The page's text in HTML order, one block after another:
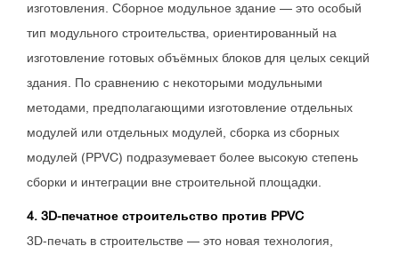
изготовления. Сборное модульное здание — это особый
тип модульного строительства, ориентированный на
изготовление готовых объёмных блоков для целых секций
здания. По сравнению с некоторыми модульными
методами, предполагающими изготовление отдельных
модулей или отдельных модулей, сборка из сборных
модулей (PPVC) подразумевает более высокую степень
сборки и интеграции вне строительной площадки.
4. 3D-печатное строительство против PPVC
3D-печать в строительстве — это новая технология,